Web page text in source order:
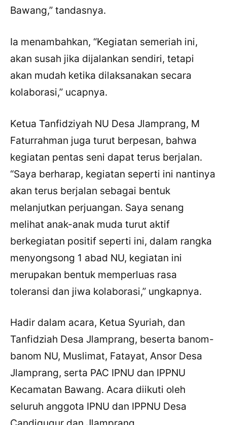
Bawang,” tandasnya.
Ia menambahkan, “Kegiatan semeriah ini,
akan susah jika dijalankan sendiri, tetapi
akan mudah ketika dilaksanakan secara
kolaborasi,” ucapnya.
Ketua Tanfidziyah NU Desa Jlamprang, M
Faturrahman juga turut berpesan, bahwa
kegiatan pentas seni dapat terus berjalan.
“Saya berharap, kegiatan seperti ini nantinya
akan terus berjalan sebagai bentuk
melanjutkan perjuangan. Saya senang
melihat anak-anak muda turut aktif
berkegiatan positif seperti ini, dalam rangka
menyongsong 1 abad NU, kegiatan ini
merupakan bentuk memperluas rasa
toleransi dan jiwa kolaborasi,” ungkapnya.
Hadir dalam acara, Ketua Syuriah, dan
Tanfidziah Desa Jlamprang, beserta banom-
banom NU, Muslimat, Fatayat, Ansor Desa
Jlamprang, serta PAC IPNU dan IPPNU
Kecamatan Bawang. Acara diikuti oleh
seluruh anggota IPNU dan IPPNU Desa